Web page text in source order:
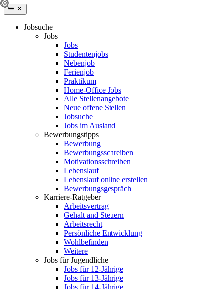
Jobsuche
Jobs
Jobs
Studentenjobs
Nebenjob
Ferienjob
Praktikum
Home-Office Jobs
Alle Stellenangebote
Neue offene Stellen
Jobsuche
Jobs im Ausland
Bewerbungstipps
Bewerbung
Bewerbungsschreiben
Motivationsschreiben
Lebenslauf
Lebenslauf online erstellen
Bewerbungsgespräch
Karriere-Ratgeber
Arbeitsvertrag
Gehalt and Steuern
Arbeitsrecht
Persönliche Entwicklung
Wohlbefinden
Weitere
Jobs für Jugendliche
Jobs für 12-Jährige
Jobs für 13-Jährige
Jobs für 14-Jährige